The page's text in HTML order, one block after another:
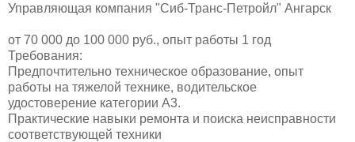
Управляющая компания "Сиб-Транс-Петройл" Ангарск
от 70 000 до 100 000 руб., опыт работы 1 год
Требования:
Предпочтительно техническое образование, опыт
работы на тяжелой технике, водительское
удостоверение категории А3.
Практические навыки ремонта и поиска неисправности
соответствующей техники